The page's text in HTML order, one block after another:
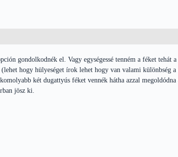
gondolkodnék el. Vagy egységessé tenném a féket tehát
hogy hülyeséget írok lehet hogy van valami különbség
két dugattyús féket vennék hátha azzal
jösz ki.